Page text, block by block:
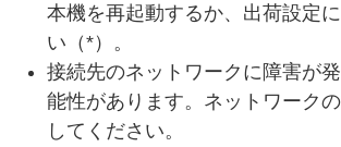
本機を再起動するか、出荷設定
い（*）。
接続先のネットワークに障害が
能性があります。ネットワーク
してください。